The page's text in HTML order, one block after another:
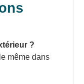
?
même dans